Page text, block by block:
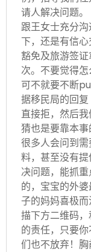
请人解决问题
跟王女士充分
下，还是有信
豁免及旅游签证
次。不要觉得
可不就要不断
据移民局的回
直接拒，然后
猜也是要靠本
很多人会问到
料，甚至没有
决问题，能抓
的，宝宝的外
子的妈妈喜极
描下方二维码
的责任，只要
们也不放弃！